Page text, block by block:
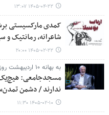
۱۴۰۵-۰۴-۲۲ ۱۳:۰۷
کمدی مارکسیستی
شاعرانه، رمانتیک و
۱۴۰۵-۰۲-۲۲ ۲۰:۰۰
به بهانه ۱۰ اردیبهشت روز ملی خلیج فارس:
مسجدجامعی: هیچ‌یک
ندارند / دشمن
۱۴۰۵-۰۲-۱۰ ۱۱:۳۰